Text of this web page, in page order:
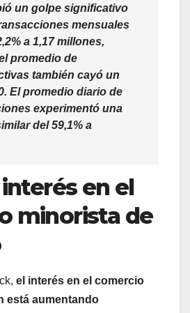
un golpe significativo
mensuales
a 1,17 millones,
promedio de
también cayó un
El promedio diario de
experimentó una
del 59,1% a
en el
minorista de
el interés en el comercio
está aumentando